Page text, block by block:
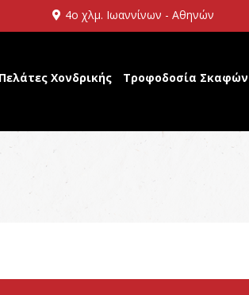
4ο χλμ. Ιωαννίνων - Αθηνών
Πελάτες Χονδρικής Τροφοδοσία Σκαφών